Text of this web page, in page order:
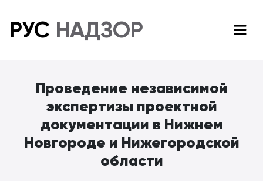
РУС НАДЗОР
Проведение независимой
экспертизы проектной
документации в Нижнем
Новгороде и Нижегородской
области